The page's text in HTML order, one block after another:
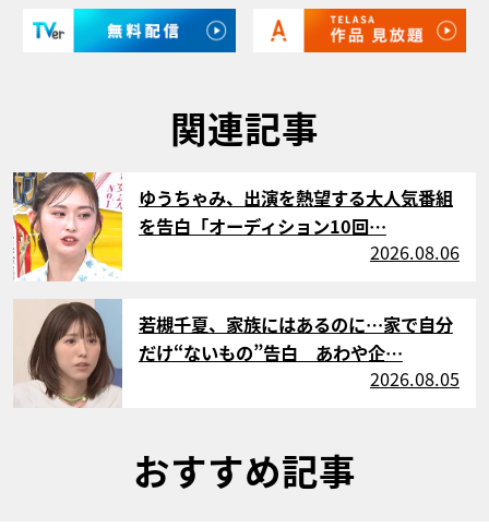
関連記事
サムネイル
ゆうちゃみ、出演を熱望する大人気番組
を告白「オーディション10回…
2026.08.06
サムネイル
若槻千夏、家族にはあるのに…家で自分
だけ“ないもの”告白 あわや企…
2026.08.05
おすすめ記事